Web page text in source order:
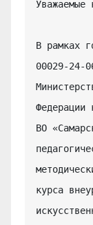
Уважаемые
В рамках
00029-24-
Федерации
ВО
курса